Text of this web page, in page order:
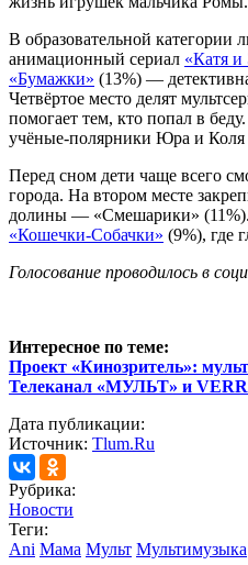
В образовательной категории
анимационный сериал «Катя
«Бумажки» (13%) —
Четвёртое место делят
помогает тем, кто попал в
учёные-полярники Юра и Коля
Перед сном дети чаще всего
города. На втором месте
долины — «Смешарики» (11%).
«Кошечки-Собачки» (9%), где
Голосование проводилось в
Интересное по теме:
Проект «Кинозритель»:
Телеканал «МУЛЬТ» и
Дата публикации:
Источник: Tlum.Ru
Рубрика:
Новости
Теги:
Ani Мама Мульт Мультимузыка